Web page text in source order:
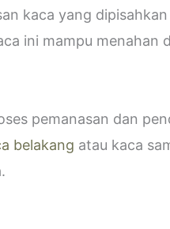
kaca yang dipisahkan
ini mampu menahan
pemanasan dan
belakang atau kaca